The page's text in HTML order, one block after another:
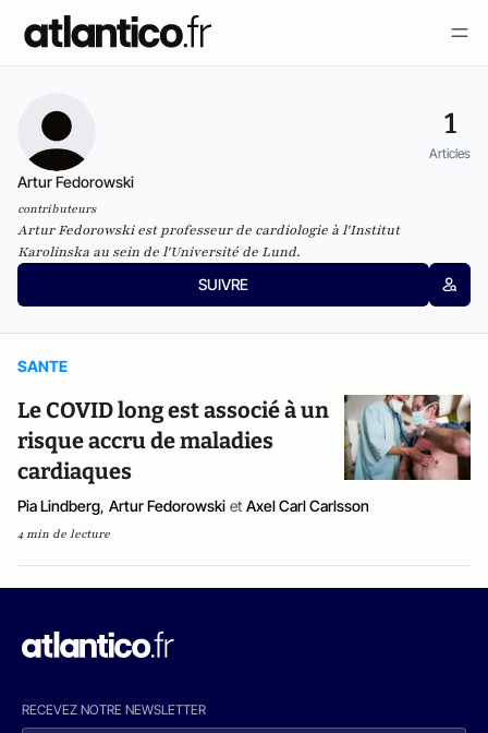
1
Articles
Artur Fedorowski
contributeurs
Artur Fedorowski est professeur de cardiologie à l'Institut
Karolinska au sein de l'​​Université de Lund.
SUIVRE
SANTE
Le COVID long est associé à un
risque accru de maladies
cardiaques
Pia Lindberg, Artur Fedorowski et Axel Carl Carlsson
4 min de lecture
RECEVEZ NOTRE NEWSLETTER